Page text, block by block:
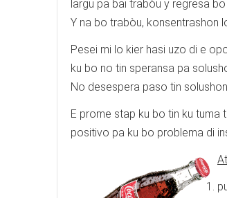
largu pa bai trabòu y regresa
Y na bo trabòu, konsentrashon
Pesei mi lo kier hasi uzo di e
ku bo no tin speransa pa
No desespera paso tin
E prome stap ku bo tin ku
positivo pa ku bo problema di